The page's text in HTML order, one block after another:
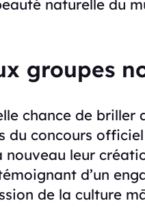
naturelle du
groupes
chance de briller
du concours
leur
d’un
de la culture